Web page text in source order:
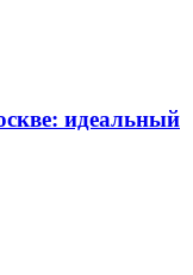
идеальный